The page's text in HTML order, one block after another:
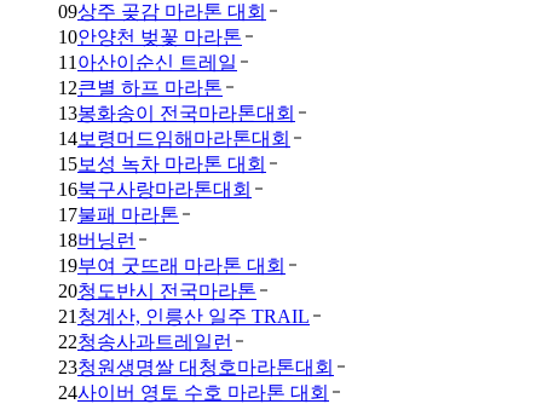
09상주 곶감 마라톤 대회
10안양천 벚꽃 마라톤
11 아산이순신 트레일
12큰별 하프 마라톤
13봉화송이 전국마라톤대회
14보령머드임해마라톤대회
15보성 녹차 마라톤 대회
16북구사랑마라톤대회
17불패 마라톤
18버닝런
19부여 굿뜨래 마라톤 대회
20청도반시 전국마라톤
21 청계산, 인릉산 일주 TRAIL
22청송사과트레일런
23청원생명쌀 대청호마라톤대회
24사이버 영토 수호 마라톤 대회